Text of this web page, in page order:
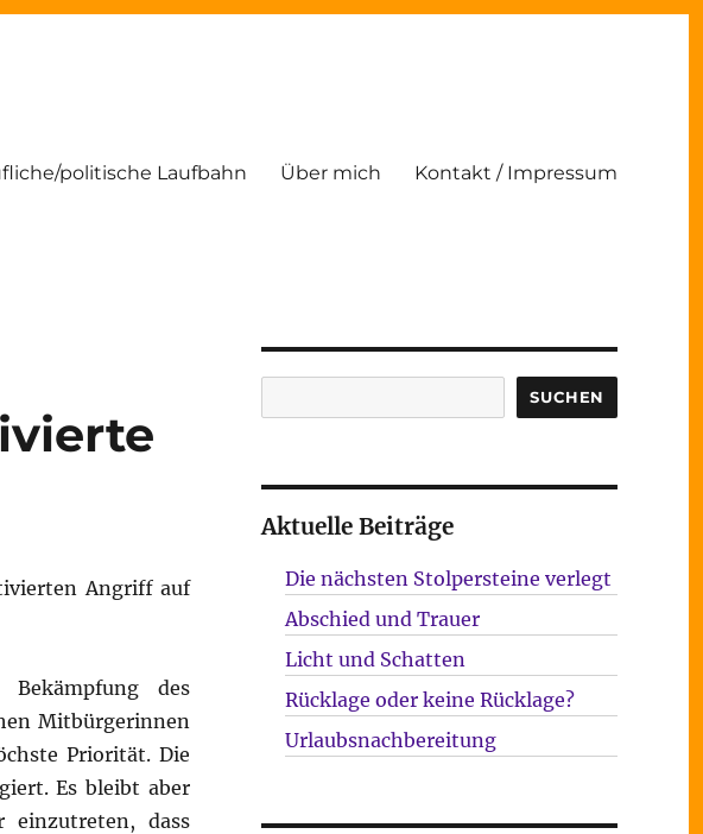
politische Laufbahn Über mich Kontakt / Impressum
Angriff auf
des
Mitbürgerinnen
Priorität. Die
Es bleibt aber
einzutreten, dass
SUCHEN
Aktuelle Beiträge
Die nächsten Stolpersteine verlegt
Abschied und Trauer
Licht und Schatten
Rücklage oder keine Rücklage?
Urlaubsnachbereitung